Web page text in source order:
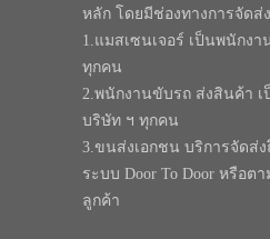
หลัก โดยมีช่องทางการจัดส่
1.แมสเซนเจอร์ เป็นพนักง
ทุกคน
2.พนักงานขับรถ ส่งสินค้า
บริษัท ฯ ทุกคน
3.ขนส่งเอกชน บริการจัดส่
ระบบ Door To Door หรือต
ลูกค้า